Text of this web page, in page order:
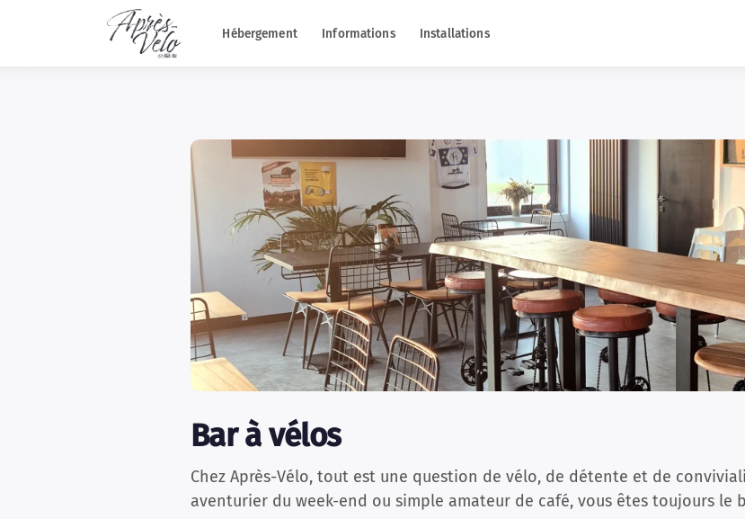
Hébergement Informations Installations
Bar à vélos
Chez Après-Vélo, tout est une question de vélo, de détente et de
aventurier du week-end ou simple amateur de café, vous êtes toujours le